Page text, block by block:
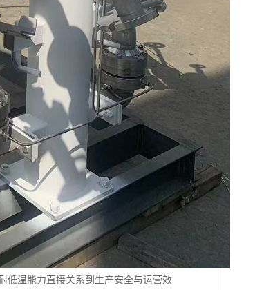
低温能力直接关系到生产安全与运营效